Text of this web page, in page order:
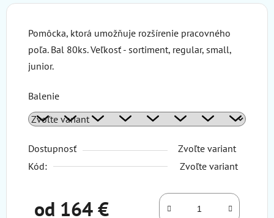
Pomôcka, ktorá umožňuje rozšírenie pracovného
poľa. Bal 80ks. Veľkosť - sortiment, regular, small,
junior.
Balenie
Dostupnosť
Zvoľte variant
Kód:
Zvoľte variant
od 164 €